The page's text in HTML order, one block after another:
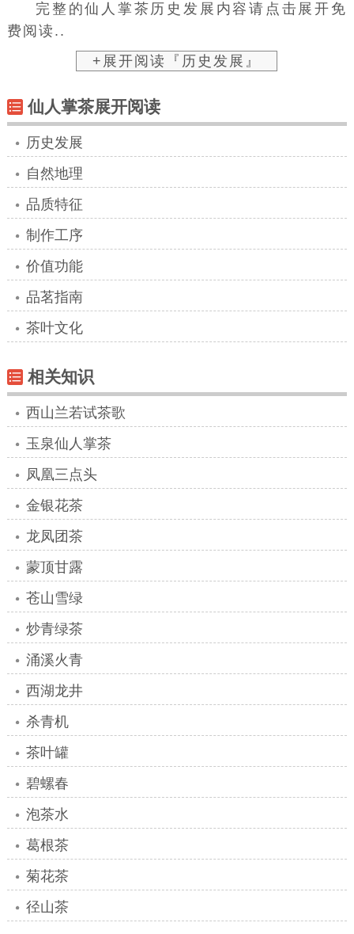
完整的仙人掌茶历史发展内容请点击展开免
费阅读..
+展开阅读『历史发展』
仙人掌茶展开阅读
历史发展
自然地理
品质特征
制作工序
价值功能
品茗指南
茶叶文化
相关知识
西山兰若试茶歌
玉泉仙人掌茶
凤凰三点头
金银花茶
龙凤团茶
蒙顶甘露
苍山雪绿
炒青绿茶
涌溪火青
西湖龙井
杀青机
茶叶罐
碧螺春
泡茶水
葛根茶
菊花茶
径山茶